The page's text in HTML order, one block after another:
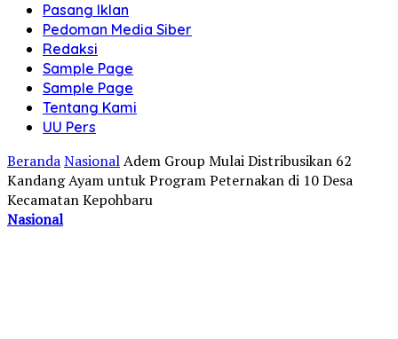
Pasang Iklan
Pedoman Media Siber
Redaksi
Sample Page
Sample Page
Tentang Kami
UU Pers
BerandaNasionalAdem Group Mulai Distribusikan 62
Kandang Ayam untuk Program Peternakan di 10 Desa
Kecamatan Kepohbaru
Nasional